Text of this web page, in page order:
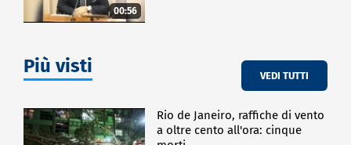
00:56
Più visti VEDI TUTTI
Rio de Janeiro, raffiche di vento
a oltre cento all'ora: cinque